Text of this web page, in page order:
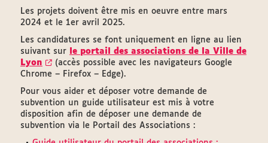
Les projets doivent être mis en oeuvre entre mars
2024 et le 1er avril 2025.
Les candidatures se font uniquement en ligne au lien
suivant sur
le portail des associations de la Ville de
Lyon
(accès possible avec les navigateurs Google
Chrome – Firefox – Edge).
Pour vous aider et déposer votre demande de
subvention un guide utilisateur est mis à votre
disposition afin de déposer une demande de
subvention via le Portail des Associations :